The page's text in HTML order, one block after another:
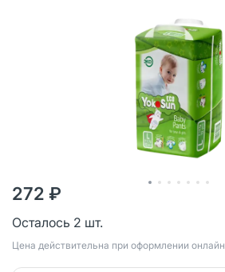
272 ₽
Осталось 2 шт.
Цена действительна при оформлении онлайн